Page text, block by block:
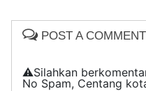
POST A COMMENT
⚠️Silahkan
No Spam, Centang